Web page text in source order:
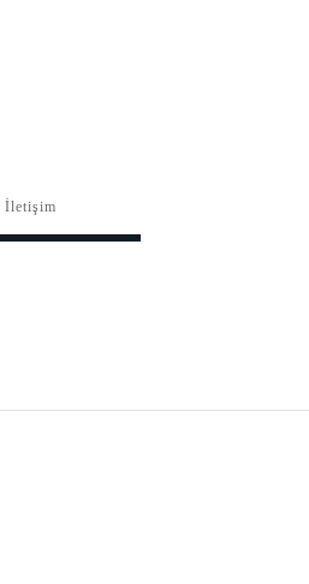
İletişim